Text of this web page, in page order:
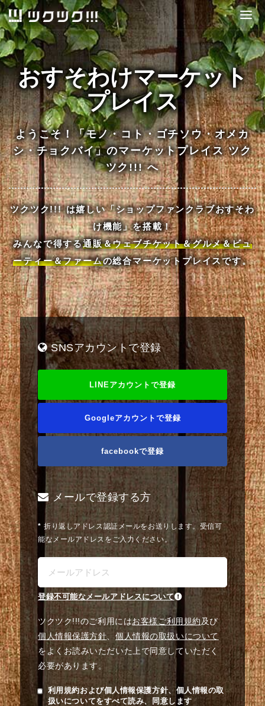
おすそわけマーケット
プレイス
ようこそ！「モノ・コト・ゴチソウ・オメカ
シ・チョクバイ」のマーケットプレイス ツク
ツク!!! へ
ツクツク!!! は嬉しい「ショップファンクラブおすそわ
け機能」を搭載！
みんなで得する通販＆ウェブチケット＆グルメ＆ビュ
ーティー＆ファームの総合マーケットプレイスです。
SNSアカウントで登録
LINEアカウントで登録
Googleアカウントで登録
facebookで登録
メールで登録する方
* 折り返しアドレス認証メールをお送りします。受信可
能なメールアドレスをご入力ください。
登録不可能なメールアドレスについて
ツクツク!!!のご利用にはお客様ご利用規約及び
個人情報保護方針、個人情報の取扱いについて
をよくお読みいただいた上で同意していただく
必要があります。
利用規約および個人情報保護方針、個人情報の取
扱いについてをすべて読み、同意します